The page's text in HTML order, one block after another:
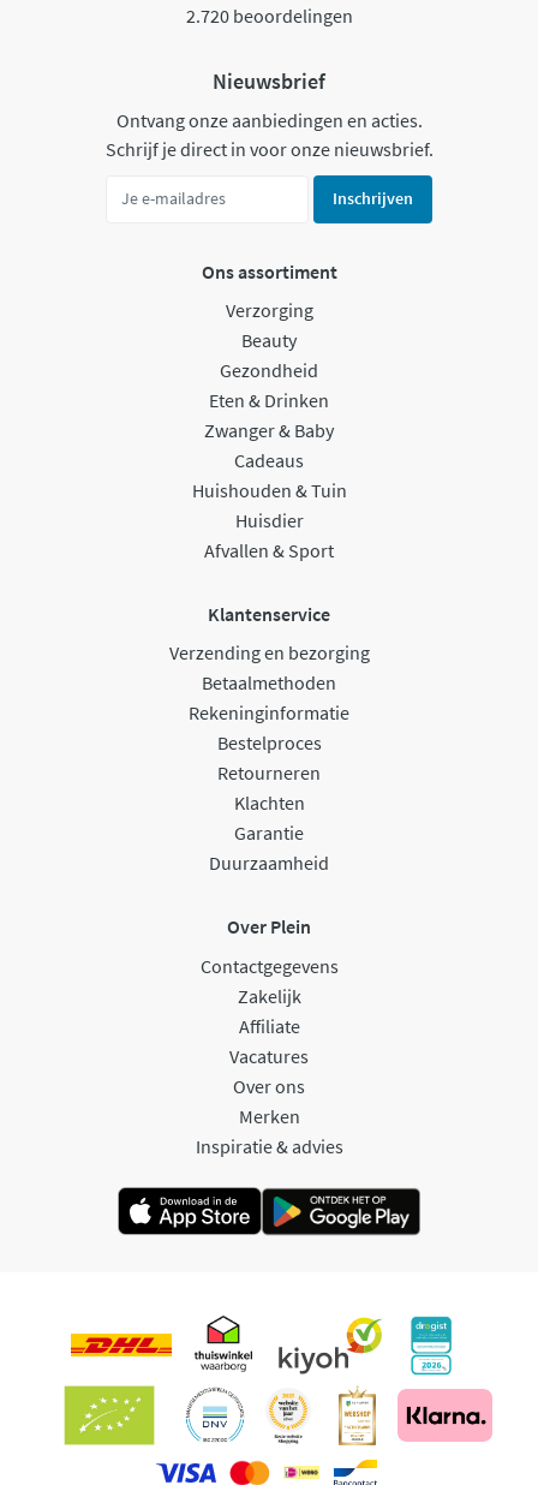
2.720 beoordelingen
Nieuwsbrief
Ontvang onze aanbiedingen en acties.
Schrijf je direct in voor onze nieuwsbrief.
Inschrijven
Ons assortiment
Verzorging
Beauty
Gezondheid
Eten & Drinken
Zwanger & Baby
Cadeaus
Huishouden & Tuin
Huisdier
Afvallen & Sport
Klantenservice
Verzending en bezorging
Betaalmethoden
Rekeninginformatie
Bestelproces
Retourneren
Klachten
Garantie
Duurzaamheid
Over Plein
Contactgegevens
Zakelijk
Affiliate
Vacatures
Over ons
Merken
Inspiratie & advies